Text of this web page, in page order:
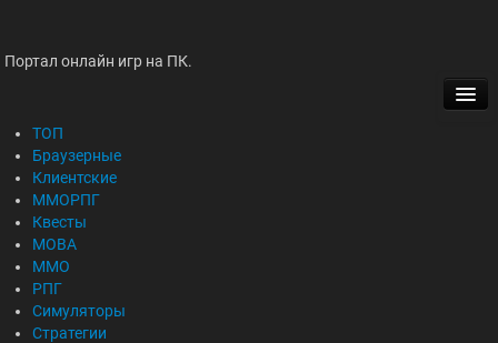
Портал онлайн игр на ПК.
БРАУЗЕРНЫЕ
КЛИЕНТСКИЕ
ММОРПГ
MOBA
ТОП
Браузерные
Клиентские
ММОРПГ
Квесты
MOBA
ММО
РПГ
Симуляторы
Стратегии